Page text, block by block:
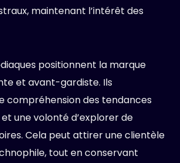
maintenant l’intérêt des
positionnent la marque
et avant-gardiste. Ils
compréhension des tendances
une volonté d’explorer de
Cela peut attirer une clientèle
tout en conservant